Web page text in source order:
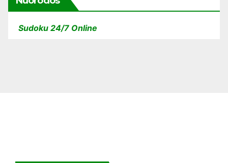
Sudoku 24/7 Online